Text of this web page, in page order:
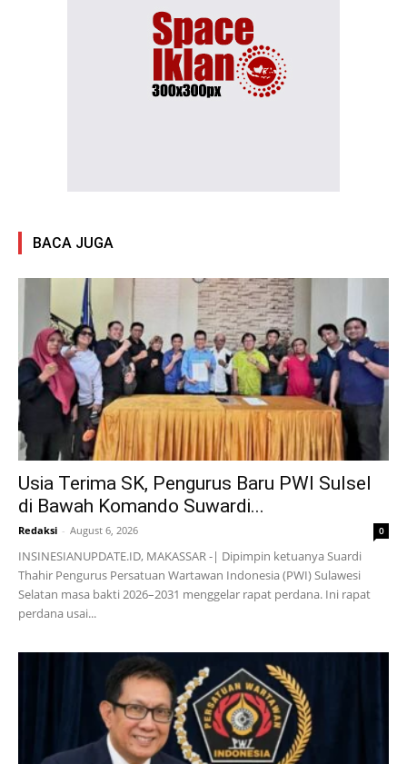
BACA JUGA
Usia Terima SK, Pengurus Baru PWI Sulsel
di Bawah Komando Suwardi...
Redaksi - August 6, 2026 0
INSINESIANUPDATE.ID, MAKASSAR -| Dipimpin ketuanya Suardi
Thahir Pengurus Persatuan Wartawan Indonesia (PWI) Sulawesi
Selatan masa bakti 2026–2031 menggelar rapat perdana. Ini rapat
perdana usai...